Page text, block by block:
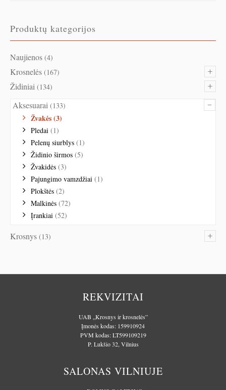
Produktų kategorijos
Naujienos (4)
+
Krosnelės (167)
+
Židiniai (134)
–
Aksesuarai (133)
Žvakės(3)
Pledai (1)
Pelenų siurblys (1)
Židinio širmos (5)
Žvakidės (3)
Pajungimo vamzdžiai (1)
Plokštės (2)
Malkinės (72)
Įrankiai (52)
+
Krosnys (13)
REKVIZITAI
UAB „Krosnys ir krosnelės”
Įmonės kodas: 159910924
PVM kodas: LT599109219
P. Lukšio 32, Vilnius
SALONAS VILNIUJE